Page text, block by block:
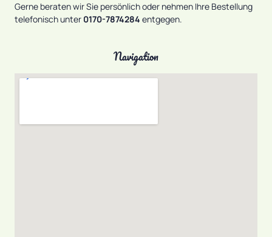
Gerne beraten wir Sie persönlich oder nehmen Ihre Bestellung
telefonisch unter 0170-7874284 entgegen.
Navigation